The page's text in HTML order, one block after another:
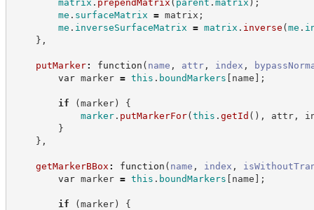
matrix . prependMatrix ( parent . matrix ) ;
me . surfaceMatrix = matrix ;
me . inverseSurfaceMatrix = matrix . inverse (me .
} ,
putMarker: function ( name , attr, index ,
var marker = this . boundMarkers [ name ] ;
if (marker)
{
marker. putMarkerFor(this . getId ( ) , attr,
}
} ,
getMarkerBBox : function ( name , index ,
var marker = this . boundMarkers [ name ] ;
if (marker)
{